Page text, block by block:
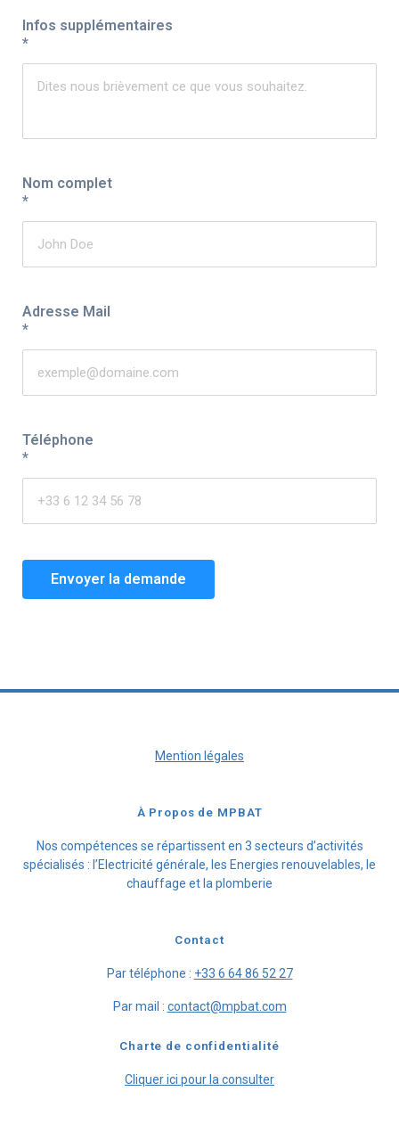
Infos supplémentaires
*
Nom complet
*
Adresse Mail
*
Téléphone
*
Envoyer la demande
Mention légales
À Propos de MPBAT
Nos compétences se répartissent en 3 secteurs d’activités
spécialisés : l’Electricité générale, les Energies renouvelables, le
chauffage et la plomberie
Contact
Par téléphone : +33 6 64 86 52 27
Par mail : contact@mpbat.com
Charte de confidentialité
Cliquer ici pour la consulter